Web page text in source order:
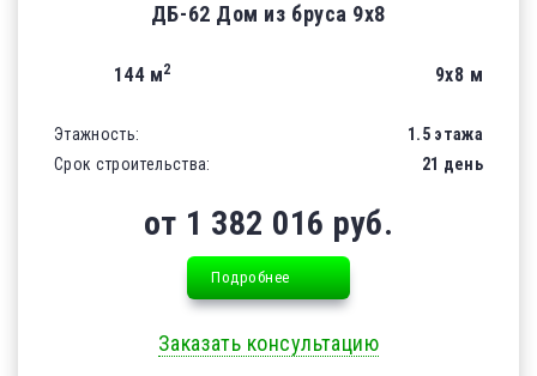
ДБ-62 Дом из бруса 9х8
144 м2 9х8 м
Этажность:
1.5 этажа
Срок строительства:
21 день
от 1 382 016 руб.
Подробнее
Заказать консультацию